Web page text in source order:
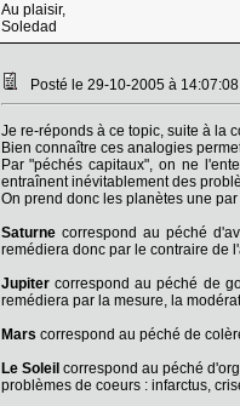
Au plaisir,
Soledad
Posté le 29-10-2005 à 14:07:08
Je re-réponds à ce topic, suite à la
Bien connaître ces analogies
Par "péchés capitaux", on ne
entraînent inévitablement des
On prend donc les planètes une
Saturne correspond au péché
remédiera donc par le contraire de
Jupiter correspond au péché de
remédiera par la mesure, la
Mars correspond au péché de
Le Soleil correspond au péché
problèmes de coeurs : infarctus,